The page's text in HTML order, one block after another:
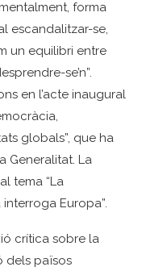
forma
escandalitzar-se,
un equilibri entre
se’n”.
en l’acte inaugural
globals”, que ha
Generalitat. La
tema “La
Europa”.
crítica sobre la
dels països